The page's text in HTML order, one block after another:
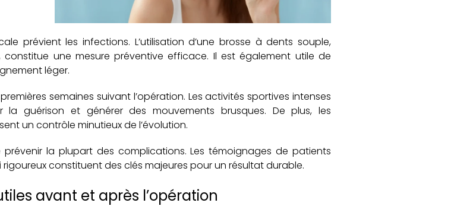
prévient les infections. L’utilisation d’une brosse à dents souple,
une mesure préventive efficace. Il est également utile de
léger.
semaines suivant l’opération. Les activités sportives intenses
la guérison et générer des mouvements brusques. De plus, les
un contrôle minutieux de l’évolution.
la plupart des complications. Les témoignages de patients
constituent des clés majeures pour un résultat durable.
avant et après l’opération